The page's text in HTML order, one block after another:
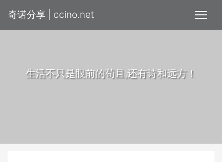
奇诺分享 | ccino.net
生活不只是眼前的苟且,还有诗和远方！